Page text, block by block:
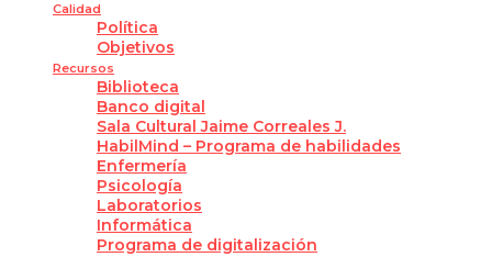
Calidad
Política
Objetivos
Recursos
Biblioteca
Banco digital
Sala Cultural Jaime Correales J.
HabilMind – Programa de habilidades
Enfermería
Psicología
Laboratorios
Informática
Programa de digitalización